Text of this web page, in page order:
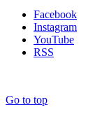
Facebook
Instagram
YouTube
RSS
Go to top